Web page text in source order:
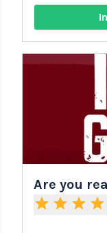
Are you
star star star star